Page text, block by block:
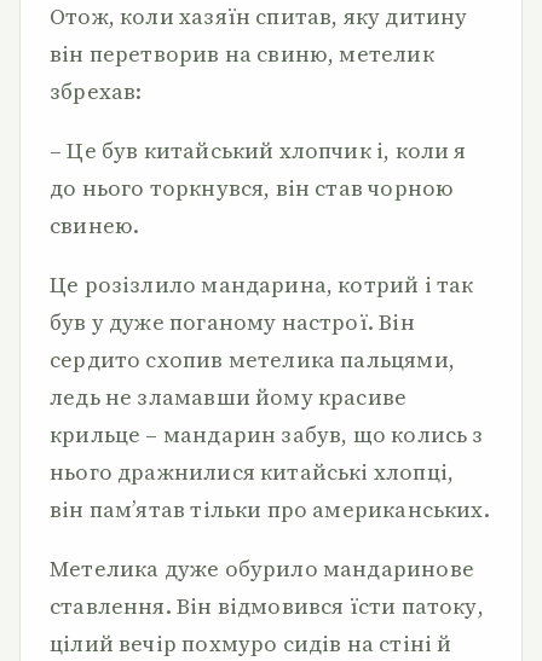
Отож, коли хазяїн спитав, яку дитину
він перетворив на свиню, метелик
збрехав:
– Це був китайський хлопчик і, коли я
до нього торкнувся, він став чорною
свинею.
Це розізлило мандарина, котрий і так
був у дуже поганому настрої. Він
сердито схопив метелика пальцями,
ледь не зламавши йому красиве
крильце – мандарин забув, що колись з
нього дражнилися китайські хлопці,
він пам’ятав тільки про американських.
Метелика дуже обурило мандаринове
ставлення. Він відмовився їсти патоку,
цілий вечір похмуро сидів на стіні й